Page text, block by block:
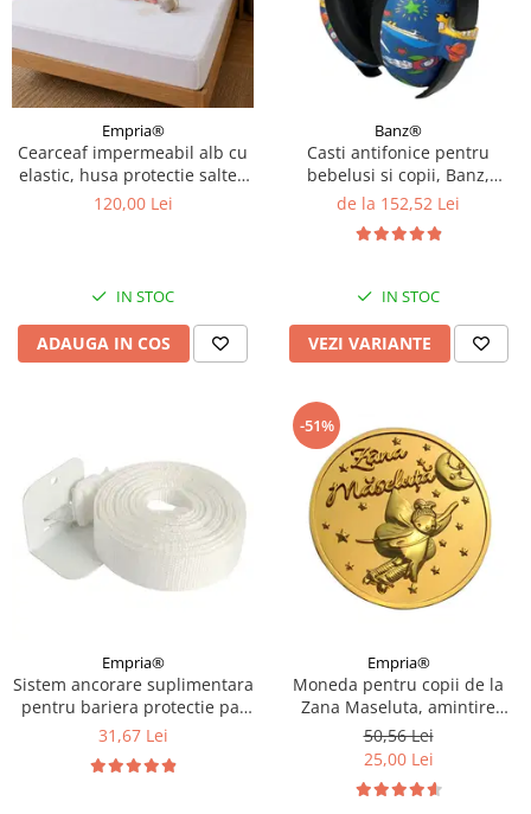
Empria®
Cearceaf impermeabil alb cu
elastic, husa protectie saltea
tip prosop, 160x200x40 cm
120,00 Lei
IN STOC
ADAUGA IN COS
Banz®
Casti antifonice pentru
bebelusi si copii, Banz,
Bubzee, 3-36 luni, Diverse
de la 152,52 Lei
IN STOC
VEZI VARIANTE
Empria®
Sistem ancorare suplimentara
pentru bariera protectie pat
copii
31,67 Lei
-51%
Empria®
Moneda pentru copii de la
Zana Maseluta, amintire
primul dintisor de lapte
pierdut, Empria
50,56 Lei
25,00 Lei